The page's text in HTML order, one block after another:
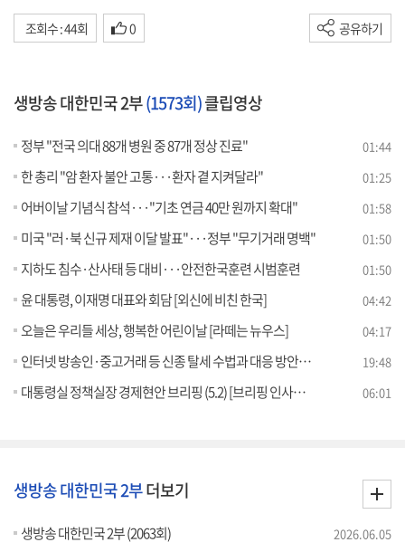
조회수 : 44회 0 공유하기
생방송 대한민국 2부(1573회)클립영상
정부 "전국 의대 88개 병원 중 87개 정상 진료" 01:44
한 총리 "암 환자 불안 고통···환자 곁 지켜달라" 01:25
어버이날 기념식 참석···"기초 연금 40만 원까지 확대" 01:58
미국 "러·북 신규 제재 이달 발표"···정부 "무기거래 명백" 01:50
지하도 침수·산사태 등 대비···안전한국훈련 시범훈련 01:50
윤 대통령, 이재명 대표와 회담 [외신에 비친 한국] 04:42
오늘은 우리들 세상, 행복한 어린이날 [라떼는 뉴우스] 04:17
인터넷 방송인·중고거래 등 신종 탈세 수법과 대응 방안은? [잘 사는 법] 19:48
대통령실 정책실장 경제현안 브리핑 (5.2) [브리핑 인사이트] 06:01
생방송 대한민국 2부더보기
생방송 대한민국 2부 (2063회) 2026.06.05